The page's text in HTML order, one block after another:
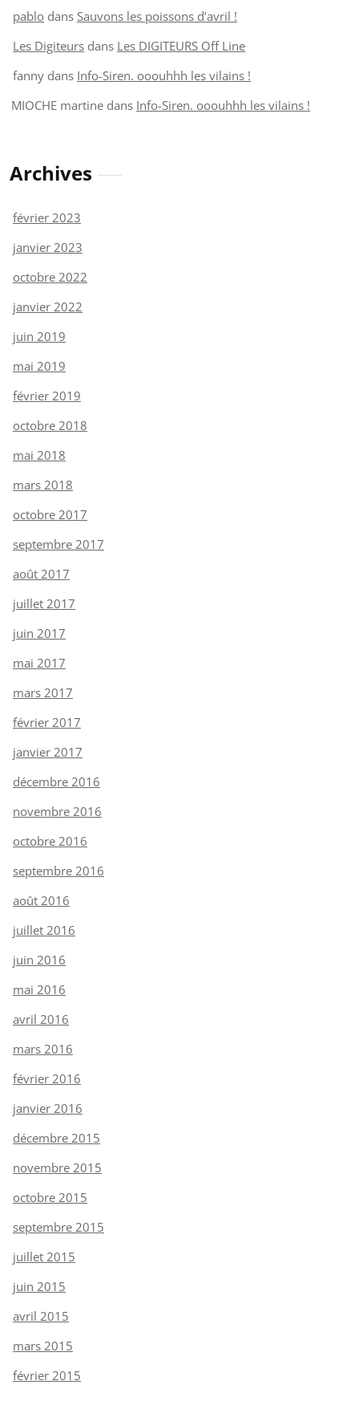
pablo dans Sauvons les poissons d’avril !
Les Digiteurs dans Les DIGITEURS Off Line
fanny dans Info-Siren. ooouhhh les vilains !
MIOCHE martine dans Info-Siren. ooouhhh les vilains !
Archives
février 2023
janvier 2023
octobre 2022
janvier 2022
juin 2019
mai 2019
février 2019
octobre 2018
mai 2018
mars 2018
octobre 2017
septembre 2017
août 2017
juillet 2017
juin 2017
mai 2017
mars 2017
février 2017
janvier 2017
décembre 2016
novembre 2016
octobre 2016
septembre 2016
août 2016
juillet 2016
juin 2016
mai 2016
avril 2016
mars 2016
février 2016
janvier 2016
décembre 2015
novembre 2015
octobre 2015
septembre 2015
juillet 2015
juin 2015
avril 2015
mars 2015
février 2015